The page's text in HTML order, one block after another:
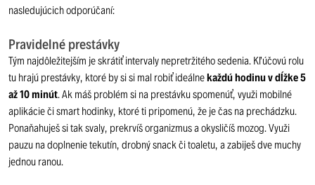
nasledujúcich odporúčaní:
Pravidelné prestávky
Tým najdôležitejším je skrátiť intervaly nepretržitého sedenia. Kľúčovú rolu
tu hrajú prestávky, ktoré by si si mal robiť ideálnekaždú hodinu v dĺžke 5
až 10 minút . Ak máš problém si na prestávku spomenúť, využi mobilné
aplikácie či smart hodinky, ktoré ti pripomenú, že je čas na prechádzku.
Ponaňahuješ si tak svaly, prekrvíš organizmus a okysličíš mozog. Využi
pauzu na doplnenie tekutín, drobný snack či toaletu, a zabiješ dve muchy
jednou ranou.